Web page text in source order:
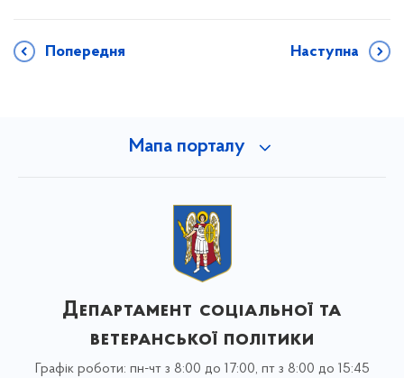
Попередня Наступна
Мапа порталу
Департамент соціальної та
ветеранської політики
Графік роботи: пн-чт з 8:00 до 17:00, пт з 8:00 до 15:45